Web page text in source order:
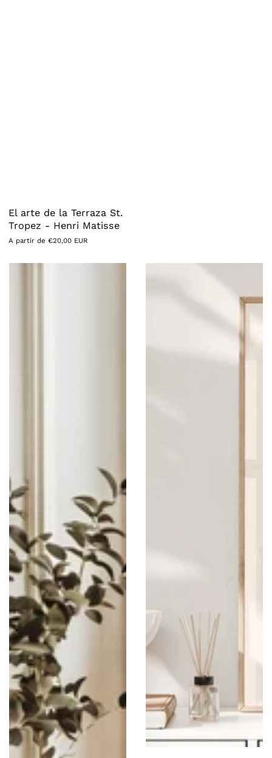
El arte de la Terraza St.
Tropez - Henri Matisse
Precio
habitual
A partir de €20,00 EUR